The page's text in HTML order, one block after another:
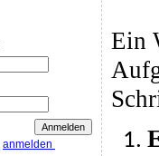
anmelden
Ein